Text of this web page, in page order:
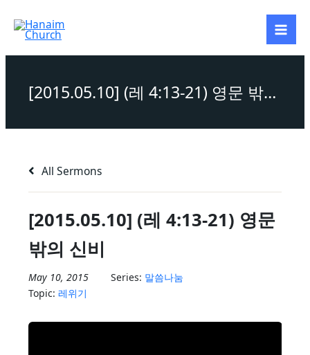
content
[2015.05.10] (레 4:13-21) 영문 밖의 신비
All Sermons
[2015.05.10] (레 4:13-21) 영문
밖의 신비
May 10, 2015 Series: 말씀나눔
Topic: 레위기